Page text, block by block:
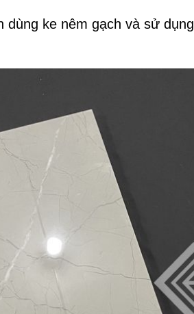
dùng ke nêm gạch và sử dụng